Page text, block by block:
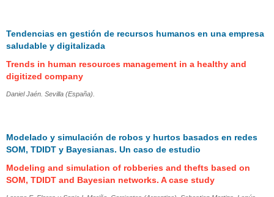
Tendencias en gestión de recursos humanos en una empresa
saludable y digitalizada
Trends in human resources management in a healthy and
digitized company
Daniel Jaén. Sevilla (España).
Modelado y simulación de robos y hurtos basados en redes
SOM, TDIDT y Bayesianas. Un caso de estudio
Modeling and simulation of robberies and thefts based on
SOM, TDIDT and Bayesian networks. A case study